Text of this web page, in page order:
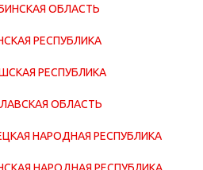
ОБЛАСТЬ
РЕСПУБЛИКА
РЕСПУБЛИКА
ОБЛАСТЬ
НАРОДНАЯ РЕСПУБЛИКА